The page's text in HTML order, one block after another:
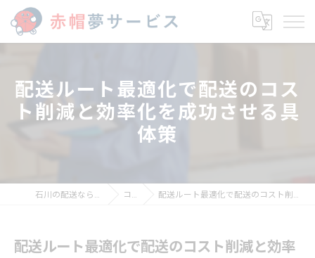
配送ルート最適化で配送のコス
ト削減と効率化を成功させる具
体策
石川の配送なら赤帽夢サービス コラム 配送ルート最適化で配送のコスト削減と効率化を成功させる具体策
配送ルート最適化で配送のコスト削減と効率